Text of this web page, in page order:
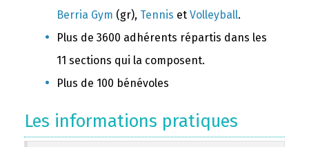
Berria Gym (gr), Tennis et Volleyball.
Plus de 3600 adhérents répartis dans les
11 sections qui la composent.
Plus de 100 bénévoles
Les informations pratiques